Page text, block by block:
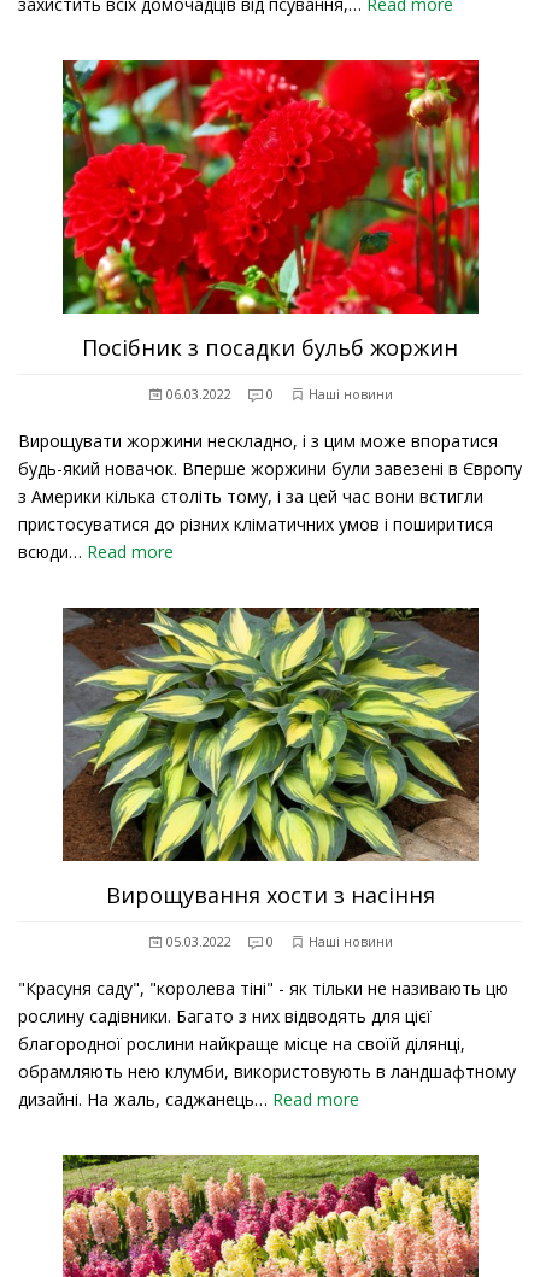
Посібник з посадки бульб жоржин
06.03.2022 0 Наші новини
Вирощувати жоржини нескладно, і з цим може впоратися
будь-який новачок. Вперше жоржини були завезені в Європу
з Америки кілька століть тому, і за цей час вони встигли
пристосуватися до різних кліматичних умов і поширитися
всюди… Read more
Вирощування хости з насіння
05.03.2022 0 Наші новини
"Красуня саду", "королева тіні" - як тільки не називають цю
рослину садівники. Багато з них відводять для цієї
благородної рослини найкраще місце на своїй ділянці,
обрамляють нею клумби, використовують в ландшафтному
дизайні. На жаль, саджанець… Read more